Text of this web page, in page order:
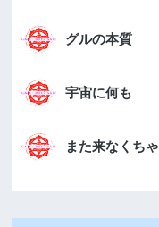
グルの本質
宇宙に何も
また来なくちゃ